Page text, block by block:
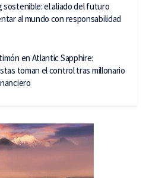
sostenible: el aliado del futuro
al mundo con responsabilidad
en Atlantic Sapphire:
toman el control tras millonario